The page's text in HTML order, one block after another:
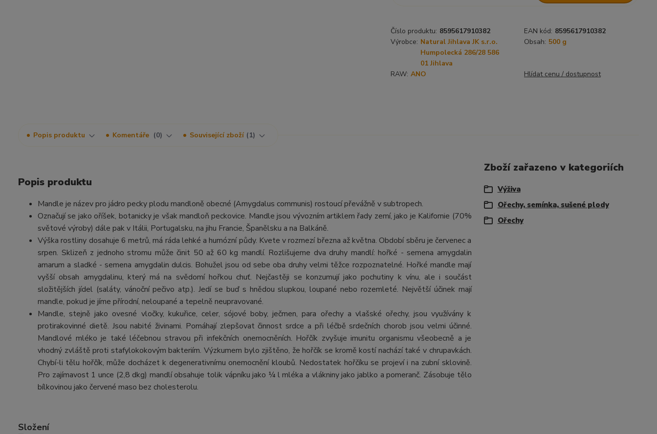
Číslo produktu: 8595617910382 EAN kód: 8595617910382
Výrobce: Natural Jihlava JK s.r.o.
Humpolecká 286/28 586
01 Jihlava
Obsah: 500 g
RAW: ANO Hlídat cenu / dostupnost
Popis produktu Komentáře 0 Související zboží 1
Popis produktu
Mandle je název pro jádro pecky plodu mandloně obecné (Amygdalus communis) rostoucí převážně v subtropech.
Označují se jako oříšek, botanicky je však mandloň peckovice. Mandle jsou vývozním artiklem řady zemí, jako je Kalifornie (70%
světové výroby) dále pak v Itálii, Portugalsku, na jihu Francie, Španělsku a na Balkáně.
Výška rostliny dosahuje 6 metrů, má ráda lehké a humózní půdy. Kvete v rozmezí března až května. Období sběru je červenec a
srpen. Sklizeň z jednoho stromu může činit 50 až 60 kg mandlí. Rozlišujeme dva druhy mandlí: hořké - semena amygdalin
amarum a sladké - semena amygdalin dulcis. Bohužel jsou od sebe oba druhy velmi těžce rozpoznatelné. Hořké mandle mají
vyšší obsah amygdalinu, který má na svědomí hořkou chuť. Nejčastěji se konzumují jako pochutiny k vínu, ale i součást
složitějších jídel (saláty, vánoční pečivo atp.). Jedí se buď s hnědou slupkou, loupané nebo rozemleté. Největší účinek mají
mandle, pokud je jíme přírodní, neloupané a tepelně neupravované.
Mandle, stejně jako ovesné vločky, kukuřice, celer, sójové boby, ječmen, para ořechy a vlašské ořechy, jsou využívány k
protirakovinné dietě. Jsou nabité živinami. Pomáhají zlepšovat činnost srdce a při léčbě srdečních chorob jsou velmi účinné.
Mandlové mléko je také léčebnou stravou při infekčních onemocněních. Hořčík zvyšuje imunitu organismu všeobecně a je
vhodný zvláště proti stafylokokovým bakteriím. Výzkumem bylo zjištěno, že hořčík se kromě kostí nachází také v chrupavkách.
Chybí-li tělu hořčík, může docházet k degenerativnímu onemocnění kloubů. Nedostatek hořčíku se projeví i na zubní sklovině.
Pro zajímavost 1 unce (2,8 dkg) mandlí obsahuje tolik vápníku jako ¼ l mléka a vlákniny jako jablko a pomeranč. Zásobuje tělo
bílkovinou jako červené maso bez cholesterolu.
Složení
Zboží zařazeno v kategoriích
Výživa
Ořechy, semínka, sušené plody
Ořechy